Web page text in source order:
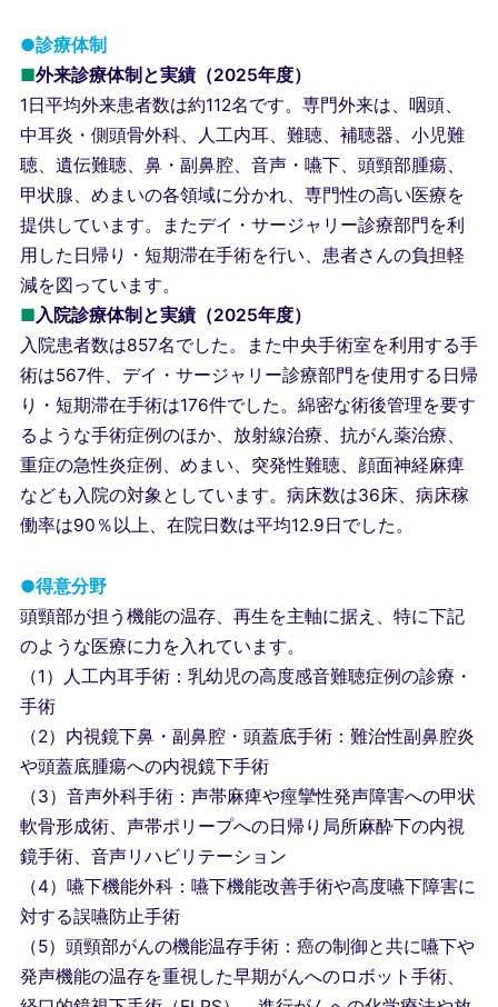
●診療体制
■外来診療体制と実績（2025年度）
1日平均外来患者数は約112名です。専門外来は、咽頭、
中耳炎・側頭骨外科、人工内耳、難聴、補聴器、小児難
聴、遺伝難聴、鼻・副鼻腔、音声・嚥下、頭頸部腫瘍、
甲状腺、めまいの各領域に分かれ、専門性の高い医療を
提供しています。またデイ・サージャリー診療部門を利
用した日帰り・短期滞在手術を行い、患者さんの負担軽
減を図っています。
■入院診療体制と実績（2025年度）
入院患者数は857名でした。また中央手術室を利用する手
術は567件、デイ・サージャリー診療部門を使用する日帰
り・短期滞在手術は176件でした。綿密な術後管理を要す
るような手術症例のほか、放射線治療、抗がん薬治療、
重症の急性炎症例、めまい、突発性難聴、顔面神経麻痺
なども入院の対象としています。病床数は36床、病床稼
働率は90％以上、在院日数は平均12.9日でした。
●得意分野
頭頸部が担う機能の温存、再生を主軸に据え、特に下記
のような医療に力を入れています。
（1）人工内耳手術：乳幼児の高度感音難聴症例の診療・
手術
（2）内視鏡下鼻・副鼻腔・頭蓋底手術：難治性副鼻腔炎
や頭蓋底腫瘍への内視鏡下手術
（3）音声外科手術：声帯麻痺や痙攣性発声障害への甲状
軟骨形成術、声帯ポリープへの日帰り局所麻酔下の内視
鏡手術、音声リハビリテーション
（4）嚥下機能外科：嚥下機能改善手術や高度嚥下障害に
対する誤嚥防止手術
（5）頭頸部がんの機能温存手術：癌の制御と共に嚥下や
発声機能の温存を重視した早期がんへのロボット手術、